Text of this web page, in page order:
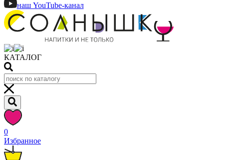
наш YouTube-канал
КАТАЛОГ
0
Избранное